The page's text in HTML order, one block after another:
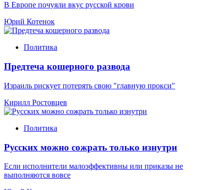
В Европе почуяли вкус русской крови
Юрий Котенок
Политика
Предтеча кошерного развода
Израиль рискует потерять свою "главную прокси"
Кирилл Ростовцев
Политика
Русских можно сожрать только изнутри
Если исполнители малоэффективны или приказы не
выполняются вовсе